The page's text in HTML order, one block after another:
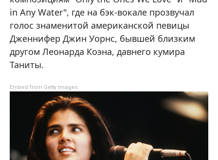
in Any Water", где на бэк-вокале прозвучал
голос знаменитой американской певицы
Дженнифер Джин Уорнс, бывшей близким
другом Леонарда Коэна, давнего кумира
Таниты.
Embed from Getty Images